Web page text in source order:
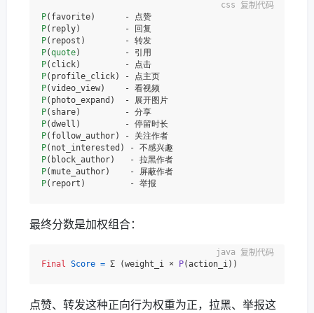
P
P
P
P(quote
P
P
P
P
P
P
P
P
P
P
P
复制代码
最终分数是加权组合：
Final Score = Σ (weight_i × P(action_i)
复制代码
点赞、转发这种正向行为权重为正，拉黑、举报这